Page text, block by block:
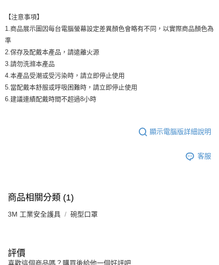
【注意事項】
1.商品展示圖因每台電腦螢幕設定差異顏色會略有不同，以實際商品顏色為
準
2.保存及配戴本產品，請遠離火源
3.請勿洗滌本產品
4.本產品受潮或受污染時，請立即停止使用
5.當配戴本舒服或呼吸困難時，請立即停止使用
6.建議連績配戴時間不超過8小時
顯示電腦版詳細說明
客服
商品相關分類 (1)
3M 工業安全護具 碗型口罩
評價
喜歡這個商品嗎？購買後給他一個好評吧